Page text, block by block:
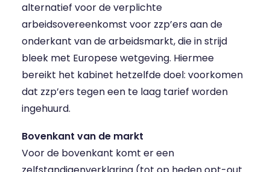
alternatief voor de verplichte
arbeidsovereenkomst voor zzp’ers aan de
onderkant van de arbeidsmarkt, die in strijd
bleek met Europese wetgeving. Hiermee
bereikt het kabinet hetzelfde doel: voorkomen
dat zzp’ers tegen een te laag tarief worden
ingehuurd.
Bovenkant van de markt
Voor de bovenkant komt er een